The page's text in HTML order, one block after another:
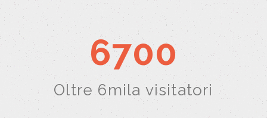
6700
Oltre 6mila visitatori